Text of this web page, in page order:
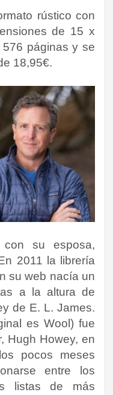
rústico con
de 15 x
páginas y se
18,95€.
su esposa,
2011 la librería
su web nacía un
a la altura de
de E. L. James.
es Wool) fue
Hugh Howey, en
pocos meses
entre los
listas de más